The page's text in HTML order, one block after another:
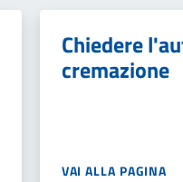
Chiedere
cremazione
VAI ALLA PAGINA